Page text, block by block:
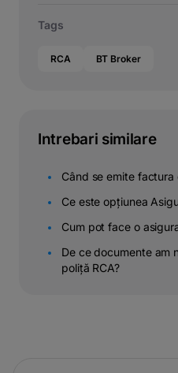
Tags
RCA BT Broker
Intrebari similare
Când se emite factura
Ce este opțiunea
Cum pot face o
De ce documente am
poliță RCA?